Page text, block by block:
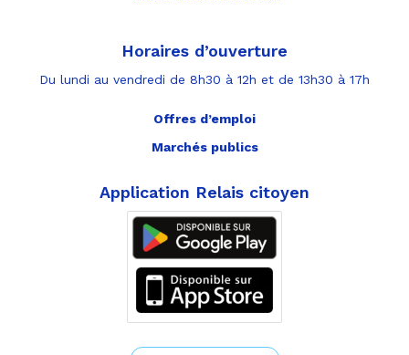
Horaires d’ouverture
Du lundi au vendredi de 8h30 à 12h et de 13h30 à 17h
Offres d’emploi
Marchés publics
Application Relais citoyen